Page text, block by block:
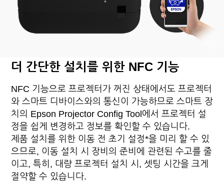
더 간단한 설치를 위한 NFC 기능
NFC 기능으로 프로젝터가 꺼진 상태에서도 프로젝터
와 스마트 디바이스와의 통신이 가능하므로 스마트 장
치의 Epson Projector Config Tool에서 프로젝터 설
정을 쉽게 변경하고 정보를 확인할 수 있습니다.
제품 설치를 위한 이동 전 초기 설정*을 미리 할 수 있
으므로, 이동 설치 시 장비의 준비에 관련된 수고를 줄
이고, 특히, 대량 프로젝터 설치 시, 셋팅 시간을 크게
절약할 수 있습니다.